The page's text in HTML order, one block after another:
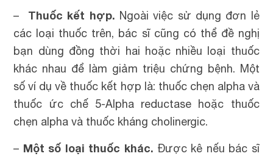
– Thuốc kết hợp. Ngoài việc sử dụng đơn lẻ
các loại thuốc trên, bác sĩ cũng có thể đề nghị
bạn dùng đồng thời hai hoặc nhiều loại thuốc
khác nhau để làm giảm triệu chứng bệnh. Một
số ví dụ về thuốc kết hợp là: thuốc chẹn alpha và
thuốc ức chế 5-Alpha reductase hoặc thuốc
chẹn alpha và thuốc kháng cholinergic.
– Một số loại thuốc khác. Được kê nếu bác sĩ